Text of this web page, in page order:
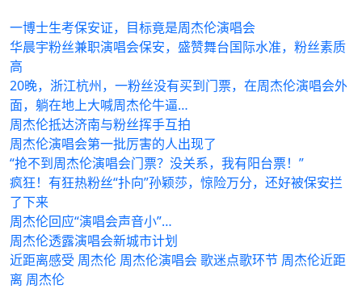
一博士生考保安证，目标竟是周杰伦演唱会
华晨宇粉丝兼职演唱会保安，盛赞舞台国际水准，粉丝素质
高
20晚，浙江杭州，一粉丝没有买到门票，在周杰伦演唱会外
面，躺在地上大喊周杰伦牛逼…
周杰伦抵达济南与粉丝挥手互拍
周杰伦演唱会第一批厉害的人出现了
“抢不到周杰伦演唱会门票？没关系，我有阳台票！”
疯狂！有狂热粉丝“扑向”孙颖莎，惊险万分，还好被保安拦
了下来
周杰伦回应“演唱会声音小”…
周杰伦透露演唱会新城市计划
近距离感受 周杰伦 周杰伦演唱会 歌迷点歌环节 周杰伦近距
离 周杰伦